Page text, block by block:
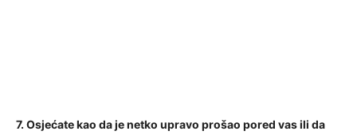
7. Osjećate kao da je netko upravo prošao pored vas ili da